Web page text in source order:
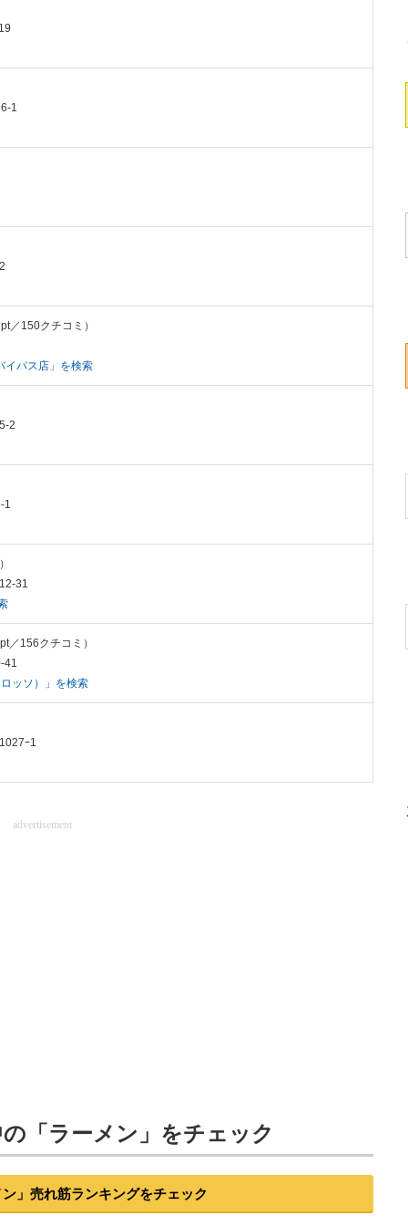
1
／150クチコミ）
イパス店」を検索
2
1
31
／156クチコミ）
41
ッソ）」を検索
ｰ1
advertisement
「ラーメン」をチェック
」売れ筋ランキングをチェック